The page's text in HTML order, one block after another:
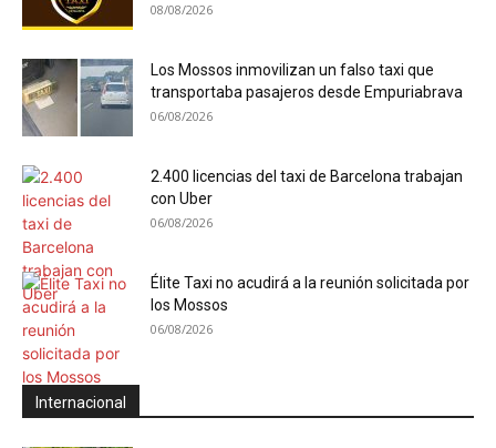
08/08/2026
Los Mossos inmovilizan un falso taxi que
transportaba pasajeros desde Empuriabrava
06/08/2026
2.400 licencias del taxi de Barcelona trabajan
con Uber
06/08/2026
Élite Taxi no acudirá a la reunión solicitada por
los Mossos
06/08/2026
Internacional